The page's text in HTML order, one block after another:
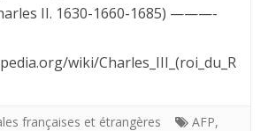
II. 1630-1660-1685) ———-
wiki/Charles_III_(roi_du_R
françaises et étrangères AFP,